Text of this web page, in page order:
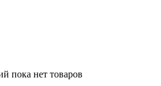
пока нет товаров